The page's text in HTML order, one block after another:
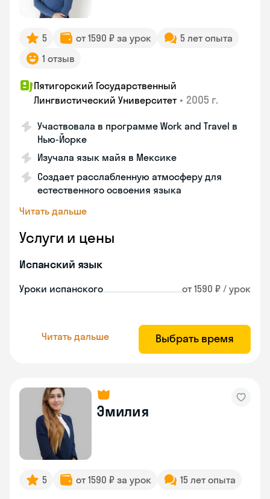
5 от 1590 ₽ за урок
5 лет опыта
1 отзыв
Пятигорский Государственный
Лингвистический Университет • 2005 г.
Участвовала в программе Work and Travel в
Нью-Йорке
Изучала язык майя в Мексике
Создает расслабленную атмосферу для
естественного освоения языка
Читать дальше
Услуги и цены
Испанский язык
Уроки испанского от 1590 ₽ / урок
Читать дальше Выбрать время
Эмилия
5 от 1590 ₽ за урок 15 лет опыта